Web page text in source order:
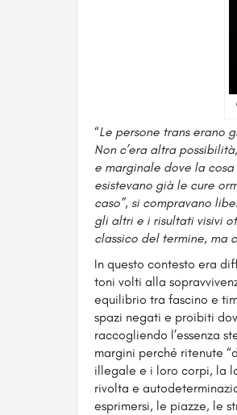
“Le persone trans erano
Non c’era altra
e marginale dove la cosa
esistevano già le cure
caso”, si compravano
gli altri e i risultati visivi
classico del termine, ma
In questo contesto era
toni volti alla
equilibrio tra fascino e
spazi negati e proibiti
raccogliendo l’essenza
margini perché ritenute
illegale e i loro corpi, la
rivolta e
esprimersi, le piazze, le